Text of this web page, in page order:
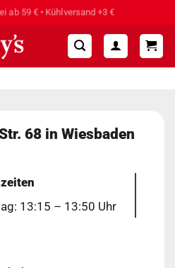
ab 59 € • Kühlversand +3 €
68 in Wiesbaden
13:15 – 13:50 Uhr